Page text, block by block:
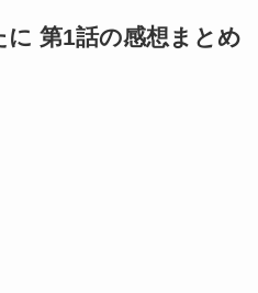
第1話の感想まとめ